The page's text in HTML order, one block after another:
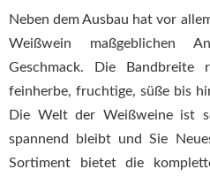
Neben dem Ausbau hat vor
Weißwein maßgeblichen
Geschmack. Die
feinherbe, fruchtige, süße bis
Die Welt der Weißweine ist
spannend bleibt und Sie
Sortiment bietet die